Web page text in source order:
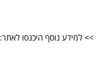
>> למידע נוסף היכנסו לאתר: